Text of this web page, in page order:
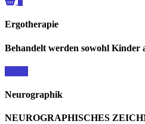
Ergotherapie
Behandelt werden sowohl Kinder
Neurographik
NEUROGRAPHISCHES